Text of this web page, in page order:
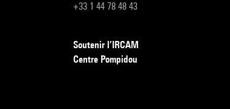
+33 1 44 78 48 43
Soutenir l’IRCAM
Centre Pompidou